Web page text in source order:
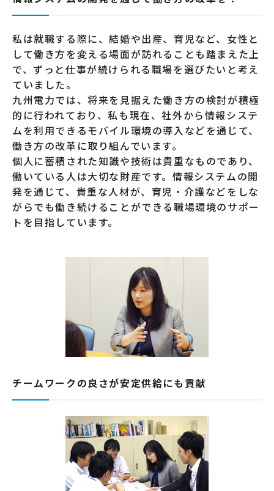
私は就職する際に、結婚や出産、育児など、女性と
して働き方を変える場面が訪れることも踏まえた上
で、ずっと仕事が続けられる職場を選びたいと考え
ていました。
九州電力では、将来を見据えた働き方の検討が積極
的に行われており、私も現在、社外から情報システ
ムを利用できるモバイル環境の導入などを通じて、
働き方の改革に取り組んでいます。
個人に蓄積された知識や技術は貴重なものであり、
働いている人は大切な財産です。情報システムの開
発を通じて、貴重な人材が、育児・介護などをしな
がらでも働き続けることができる職場環境のサポー
トを目指しています。
チームワークの良さが安定供給にも貢献